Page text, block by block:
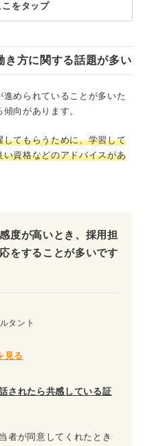
をタップ
き方に関する話題が多い
められていることが多いた
向があります。
てもらうために、学習して
資格などのアドバイスがあ
度が高いとき、採用担
をすることが多いです
タント
見る
されたら共感している証
者が同意してくれたとき